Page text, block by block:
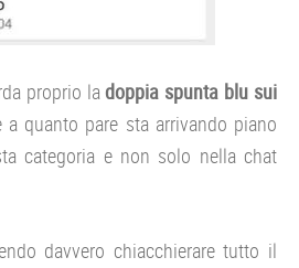
proprio ladoppia spunta blu sui
a quanto pare sta arrivando piano
categoria e non solo nella chat
davvero chiacchierare tutto il